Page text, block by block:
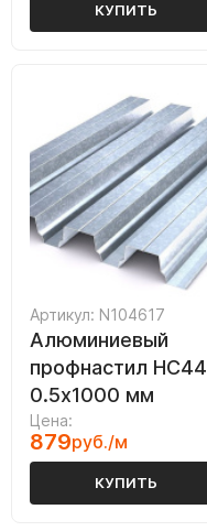
КУПИТЬ
Артикул: N104617
Алюминиевый
профнастил НС44
0.5х1000 мм
Цена:
879руб./м
КУПИТЬ